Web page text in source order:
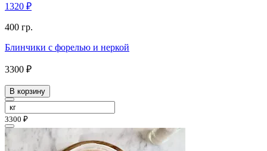
1320 ₽
400 гр.
Блинчики с форелью и неркой
3300 ₽
В корзину
3300 ₽